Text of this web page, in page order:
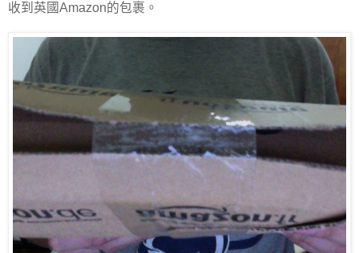
收到英國Amazon的包裹。